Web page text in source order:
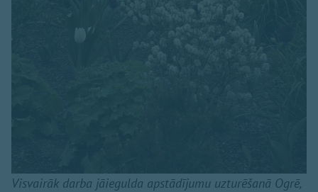
Visvairāk darba jāiegulda apstādījumu uzturēšanā Ogrē,